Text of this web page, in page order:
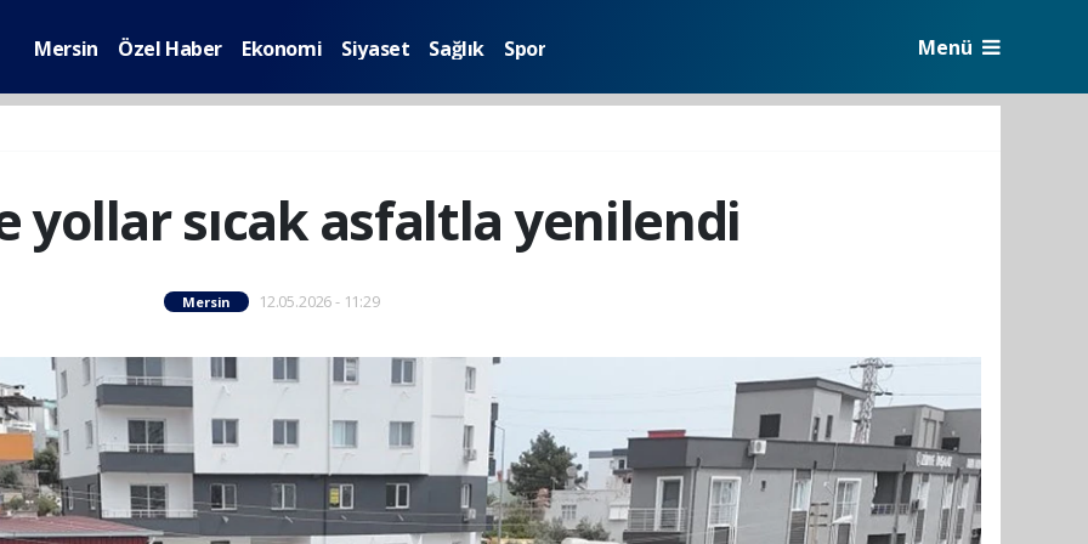
Mersin Özel Haber Ekonomi Siyaset Sağlık Spor Menü
yollar sıcak asfaltla yenilendi
Mersin 12.05.2026 - 11:29